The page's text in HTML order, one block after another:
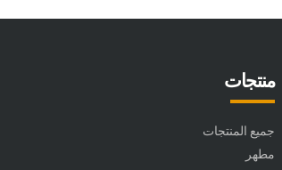
منتجات
جميع المنتجات
مطهر